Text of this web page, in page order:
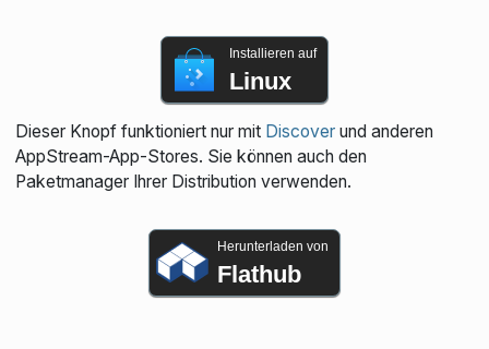
Installieren auf
Linux
Dieser Knopf funktioniert nur mit Discoverund anderen
AppStream-App-Stores. Sie können auch den
Paketmanager Ihrer Distribution verwenden.
Herunterladen von
Flathub